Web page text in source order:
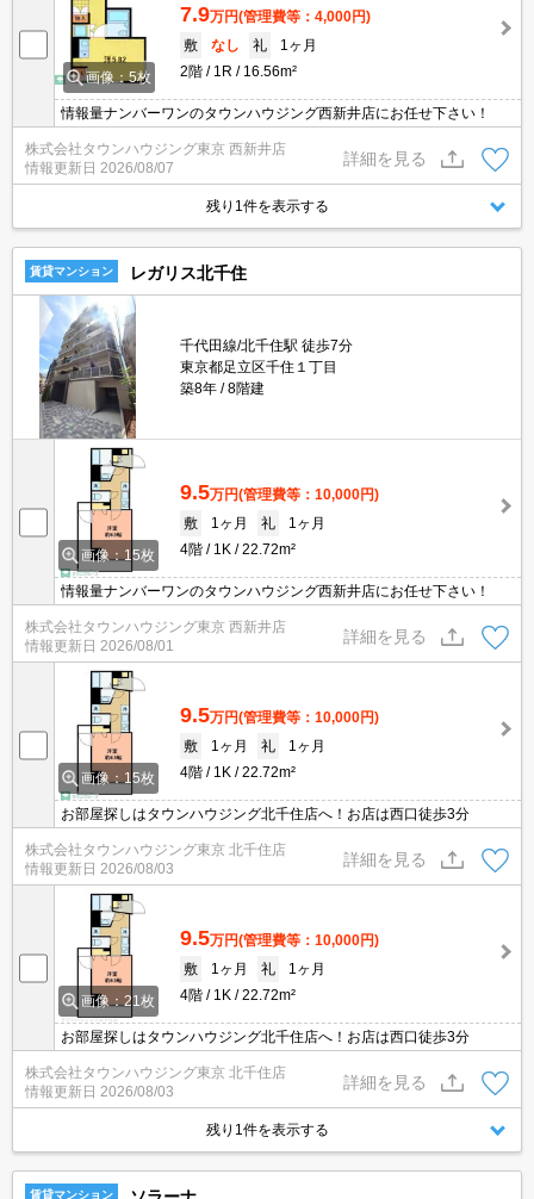
画像：5枚
7.9万円(管理費等：4,000円)
敷
なし 礼
1ヶ月
2階
1R 16.56m²
情報量ナンバーワンのタウンハウジング西新井店にお任せ下さい！
株式会社タウンハウジング東京 西新井店
情報更新日 2026/08/07
詳細を見る
残り1件を表示する
賃貸マンション レガリス北千住
千代田線/北千住駅 徒歩7分
東京都足立区千住１丁目
築8年
8階建
画像：15枚
9.5万円(管理費等：10,000円)
敷
1ヶ月 礼
1ヶ月
4階
1K 22.72m²
情報量ナンバーワンのタウンハウジング西新井店にお任せ下さい！
株式会社タウンハウジング東京 西新井店
情報更新日 2026/08/01
詳細を見る
画像：15枚
9.5万円(管理費等：10,000円)
敷
1ヶ月 礼
1ヶ月
4階
1K 22.72m²
お部屋探しはタウンハウジング北千住店へ！お店は西口徒歩3分
株式会社タウンハウジング東京 北千住店
情報更新日 2026/08/03
詳細を見る
画像：21枚
9.5万円(管理費等：10,000円)
敷
1ヶ月 礼
1ヶ月
4階
1K 22.72m²
お部屋探しはタウンハウジング北千住店へ！お店は西口徒歩3分
株式会社タウンハウジング東京 北千住店
情報更新日 2026/08/03
詳細を見る
残り1件を表示する
賃貸マンション